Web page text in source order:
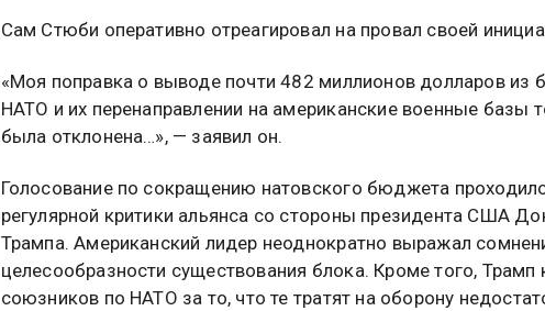
Сам Стюби оперативно отреагировал на провал своей
«Моя поправка о выводе почти 482 миллионов долларов из
НАТО и их перенаправлении на американские военные базы
была отклонена…», — заявил он.
Голосование по сокращению натовского бюджета
регулярной критики альянса со стороны президента США
Трампа. Американский лидер неоднократно выражал
целесообразности существования блока. Кроме того, Трамп
союзников по НАТО за то, что те тратят на оборону